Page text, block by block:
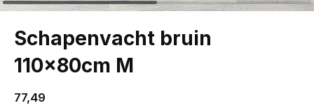
Schapenvacht bruin
110x80cm M
77,49